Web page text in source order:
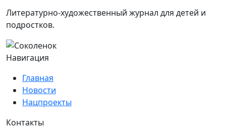
Литературно-художественный журнал для детей и
подростков.
Навигация
Главная
Новости
Нацпроекты
Контакты